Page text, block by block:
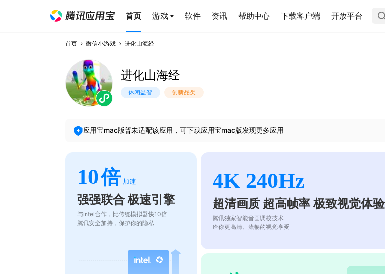
首页 游戏 软件 资讯 帮助中心 下载客户端 开放平台
首页 微信小游戏 进化山海经
进化山海经
休闲益智 创新品类
应用宝mac版暂未适配该应用，可下载应用宝mac版发现更多应用
10倍 加速
强强联合 极速引擎
与intel合作，比传统模拟器快10倍
腾讯安全加持，保护你的隐私
4K 240Hz
超清画质 超高帧率 极致视觉体验
腾讯独家智能音画调校技术
给你更高清、流畅的视觉享受